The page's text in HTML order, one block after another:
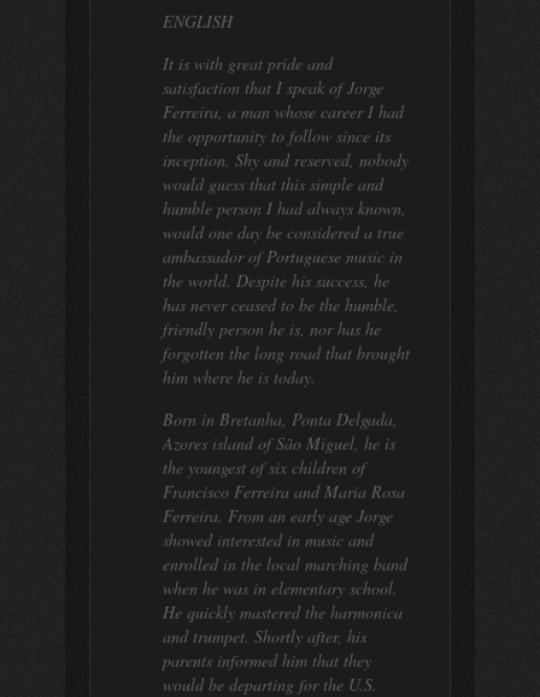
ENGLISH
It is with great pride and
satisfaction that I speak of Jorge
Ferreira, a man whose career I had
the opportunity to follow since its
inception. Shy and reserved, nobody
would guess that this simple and
humble person I had always known,
would one day be considered a true
ambassador of Portuguese music in
the world. Despite his success, he
has never ceased to be the humble,
friendly person he is, nor has he
forgotten the long road that brought
him where he is today.
Born in Bretanha, Ponta Delgada,
Azores island of São Miguel, he is
the youngest of six children of
Francisco Ferreira and Maria Rosa
Ferreira. From an early age Jorge
showed interested in music and
enrolled in the local marching band
when he was in elementary school.
He quickly mastered the harmonica
and trumpet. Shortly after, his
parents informed him that they
would be departing for the U.S.